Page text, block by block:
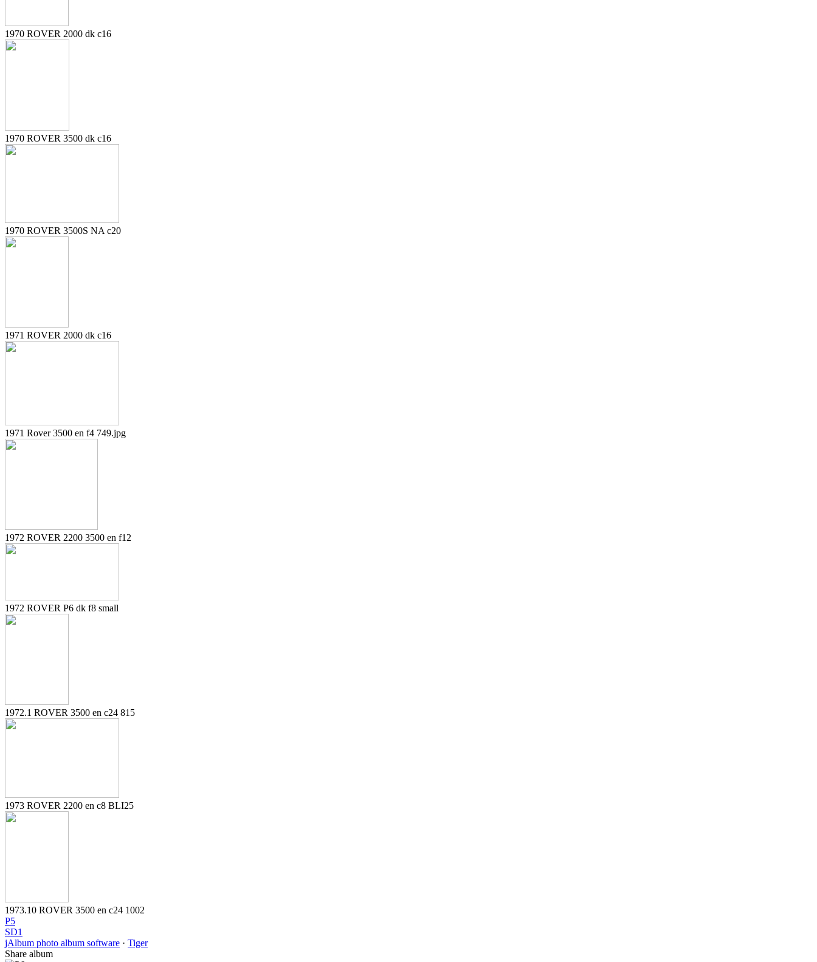
1970 ROVER 2000 dk c16
1970 ROVER 3500 dk c16
1970 ROVER 3500S NA c20
1971 ROVER 2000 dk c16
1971 Rover 3500 en f4 749.jpg
1972 ROVER 2200 3500 en f12
1972 ROVER P6 dk f8 small
1972.1 ROVER 3500 en c24 815
1973 ROVER 2200 en c8 BLI25
1973.10 ROVER 3500 en c24 1002
P5
SD1
jAlbum photo album software · Tiger
Share album